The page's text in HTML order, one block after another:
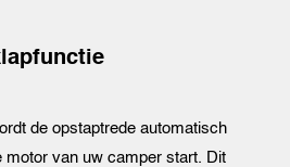
de opstaptrede automatisch
motor van uw camper start. Dit